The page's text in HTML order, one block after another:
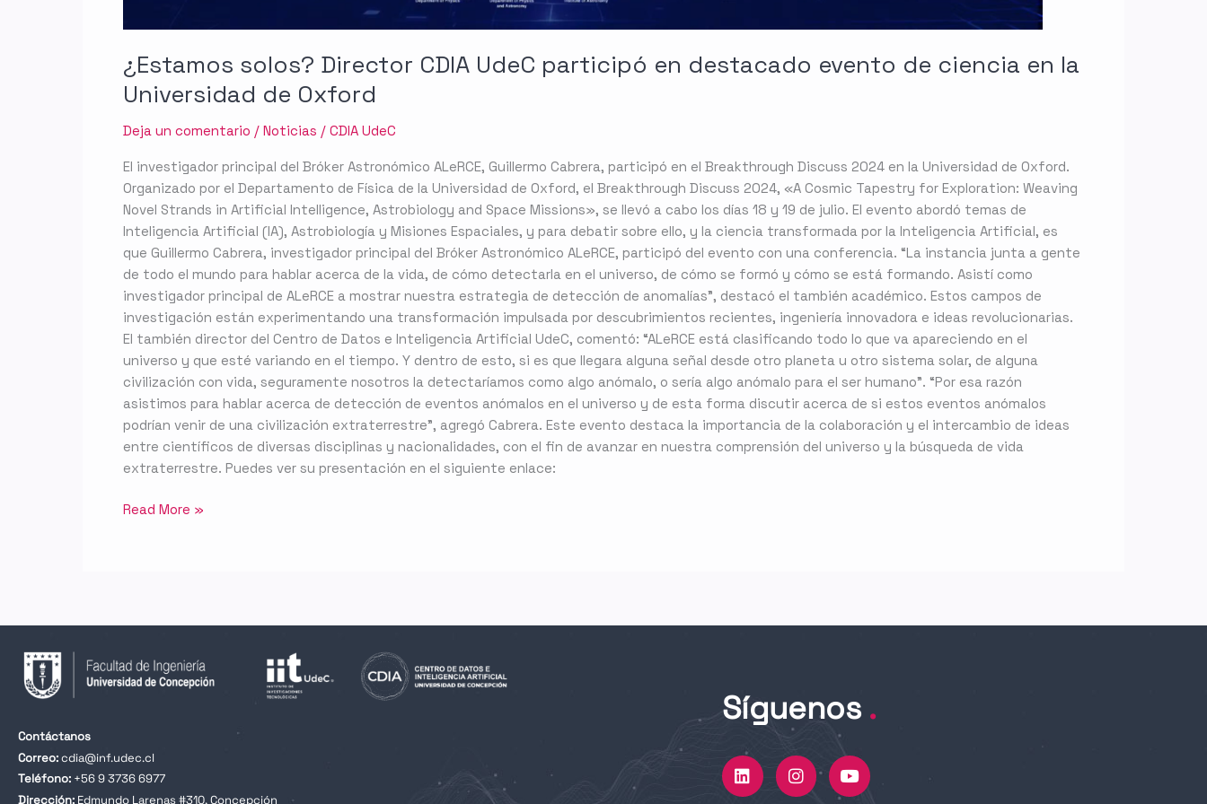
¿Estamos solos? Director CDIA UdeC participó en destacado evento de ciencia en la
Universidad de Oxford
Deja un comentario / Noticias / CDIA UdeC
El investigador principal del Bróker Astronómico ALeRCE, Guillermo Cabrera, participó en el Breakthrough Discuss 2024 en la Universidad de Oxford.
Organizado por el Departamento de Física de la Universidad de Oxford, el Breakthrough Discuss 2024, «A Cosmic Tapestry for Exploration: Weaving
Novel Strands in Artificial Intelligence, Astrobiology and Space Missions», se llevó a cabo los días 18 y 19 de julio. El evento abordó temas de
Inteligencia Artificial (IA), Astrobiología y Misiones Espaciales, y para debatir sobre ello, y la ciencia transformada por la Inteligencia Artificial, es
que Guillermo Cabrera, investigador principal del Bróker Astronómico ALeRCE, participó del evento con una conferencia. “La instancia junta a gente
de todo el mundo para hablar acerca de la vida, de cómo detectarla en el universo, de cómo se formó y cómo se está formando. Asistí como
investigador principal de ALeRCE a mostrar nuestra estrategia de detección de anomalías”, destacó el también académico. Estos campos de
investigación están experimentando una transformación impulsada por descubrimientos recientes, ingeniería innovadora e ideas revolucionarias.
El también director del Centro de Datos e Inteligencia Artificial UdeC, comentó: “ALeRCE está clasificando todo lo que va apareciendo en el
universo y que esté variando en el tiempo. Y dentro de esto, si es que llegara alguna señal desde otro planeta u otro sistema solar, de alguna
civilización con vida, seguramente nosotros la detectaríamos como algo anómalo, o sería algo anómalo para el ser humano”. “Por esa razón
asistimos para hablar acerca de detección de eventos anómalos en el universo y de esta forma discutir acerca de si estos eventos anómalos
podrían venir de una civilización extraterrestre”, agregó Cabrera. Este evento destaca la importancia de la colaboración y el intercambio de ideas
entre científicos de diversas disciplinas y nacionalidades, con el fin de avanzar en nuestra comprensión del universo y la búsqueda de vida
extraterrestre. Puedes ver su presentación en el siguiente enlace:
Read More »
Contáctanos
Correo:cdia@inf.udec.cl
Teléfono: +56 9 3736 6977
Dirección: Edmundo Larenas #310, Concepción
Síguenos .
L
i
n
I
n
s
Y
o
u